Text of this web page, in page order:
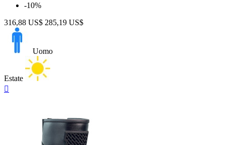
-10%
316,88 US$ 285,19 US$
Uomo
Estate
